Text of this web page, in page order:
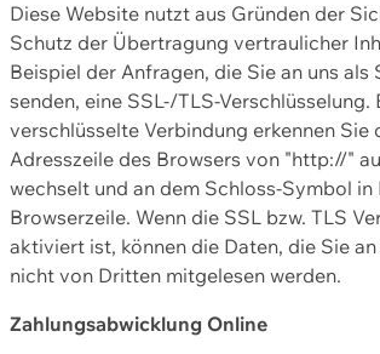
Diese Website nutzt aus Gründen der
Schutz der Übertragung vertraulicher
Beispiel der Anfragen, die Sie an uns
senden, eine SSL-/TLS-Verschlüsselung.
verschlüsselte Verbindung erkennen Sie
Adresszeile des Browsers von "http://"
wechselt und an dem Schloss-Symbol in
Browserzeile. Wenn die SSL bzw. TLS
aktiviert ist, können die Daten, die Sie
nicht von Dritten mitgelesen werden.
Zahlungsabwicklung Online